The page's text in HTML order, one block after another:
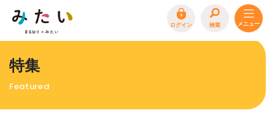
ログイン 検索
特集
特集
Featured